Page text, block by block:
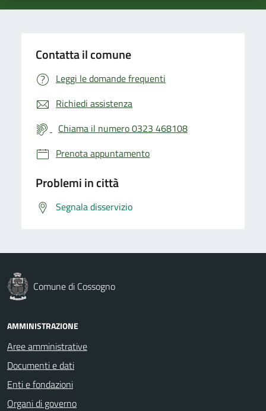
Contatta il comune
Leggi le domande frequenti
Richiedi assistenza
Chiama il numero 0323 468108
Prenota appuntamento
Problemi in città
Segnala disservizio
Comune di Cossogno
AMMINISTRAZIONE
Aree amministrative
Documenti e dati
Enti e fondazioni
Organi di governo